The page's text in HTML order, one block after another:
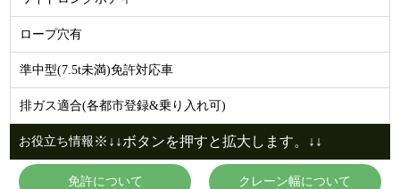
ロープ穴有
準中型(7.5t未満)免許対応車
排ガス適合(各都市登録&乗り入れ可)
お役立ち情報 ※↓↓ボタンを押すと拡大します。↓↓
免許について クレーン幅について